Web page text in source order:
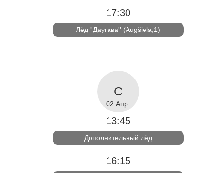
17:30
Лёд ''Даугава'' (Augšiela,1)
02 Апр.
13:45
Дополнительный лёд
16:15